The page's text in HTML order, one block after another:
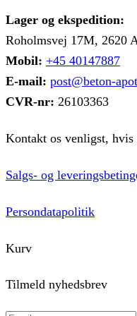
Lager og ekspedition:
Roholmsvej 17M, 2620
Mobil: +45 40147887
E-mail: post@beton-
CVR-nr: 26103363
Kontakt os venligst, hvis
Salgs- og
Persondatapolitik
Kurv
Tilmeld nyhedsbrev